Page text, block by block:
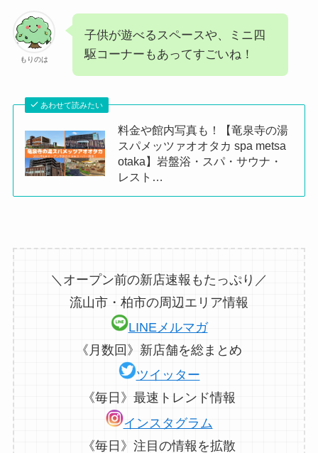
もりのは
子供が遊べるスペースや、ミニ四
駆コーナーもあってすごいね！
あわせて読みたい
料金や館内写真も！【竜泉寺の湯
スパメッツァオオタカ spa metsa
otaka】岩盤浴・スパ・サウナ・
レスト…
＼オープン前の新店速報もたっぷり／
流山市・柏市の周辺エリア情報
LINEメルマガ
《月数回》新店舗を総まとめ
ツイッター
《毎日》最速トレンド情報
インスタグラム
《毎日》注目の情報を拡散